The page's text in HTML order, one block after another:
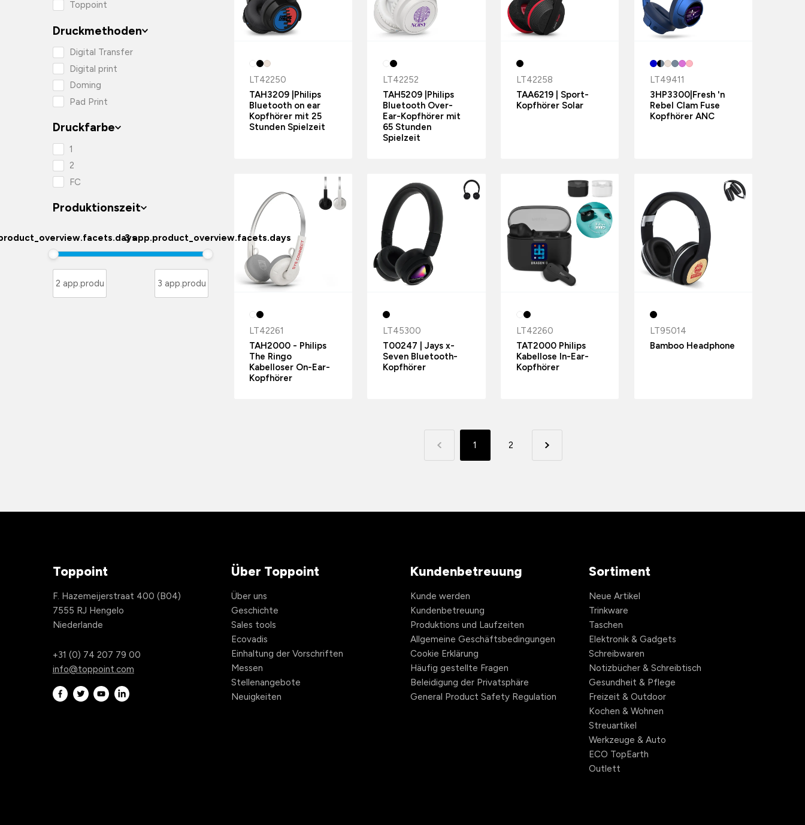
LT42250
TAH3209 |Philips
Bluetooth on ear
Kopfhörer mit 25
Stunden Spielzeit
LT42252
TAH5209 |Philips
Bluetooth Over-
Ear-Kopfhörer mit
65 Stunden
Spielzeit
LT42258
TAA6219 | Sport-
Kopfhörer Solar
LT49411
3HP3300|Fresh 'n
Rebel Clam Fuse
Kopfhörer ANC
LT42261
TAH2000 - Philips
The Ringo
Kabelloser On-Ear-
Kopfhörer
LT45300
T00247 | Jays x-
Seven Bluetooth-
Kopfhörer
LT42260
TAT2000 Philips
Kabellose In-Ear-
Kopfhörer
LT95014
Bamboo Headphone
1 2
Toppoint
Druckmethoden
Digital Transfer
Digital print
Doming
Pad Print
Druckfarbe
1
2
FC
Produktionszeit
3 app.product_overview.facets.days
Toppoint
F. Hazemeijerstraat 400 (B04)
7555 RJ Hengelo
Niederlande
+31 (0) 74 207 79 00
info@toppoint.com
Über Toppoint
Über uns
Geschichte
Sales tools
Ecovadis
Einhaltung der Vorschriften
Messen
Stellenangebote
Neuigkeiten
Kundenbetreuung
Kunde werden
Kundenbetreuung
Produktions und Laufzeiten
Allgemeine Geschäftsbedingungen
Cookie Erklärung
Häufig gestellte Fragen
Beleidigung der Privatsphäre
General Product Safety Regulation
Sortiment
Neue Artikel
Trinkware
Taschen
Elektronik & Gadgets
Schreibwaren
Notizbücher & Schreibtisch
Gesundheit & Pflege
Freizeit & Outdoor
Kochen & Wohnen
Streuartikel
Werkzeuge & Auto
ECO TopEarth
Outlett